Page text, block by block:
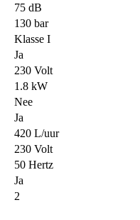
75 dB
130 bar
Klasse I
Ja
230 Volt
1.8 kW
Nee
Ja
420 L/uur
230 Volt
50 Hertz
Ja
2